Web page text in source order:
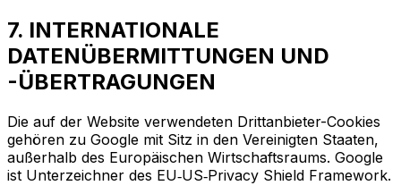
7. INTERNATIONALE
DATENÜBERMITTUNGEN UND
-ÜBERTRAGUNGEN
Die auf der Website verwendeten Drittanbieter-Cookies
gehören zu Google mit Sitz in den Vereinigten Staaten,
außerhalb des Europäischen Wirtschaftsraums. Google
ist Unterzeichner des EU‑US‑Privacy Shield Framework.